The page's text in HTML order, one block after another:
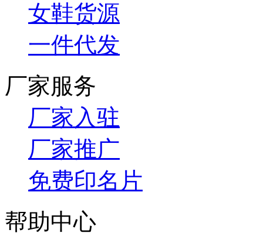
女鞋货源
一件代发
厂家服务
厂家入驻
厂家推广
免费印名片
帮助中心